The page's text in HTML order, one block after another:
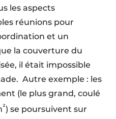
les aspects
réunions pour
et un
la couverture du
il était impossible
Autre exemple : les
(le plus grand, coulé
²) se poursuivent sur